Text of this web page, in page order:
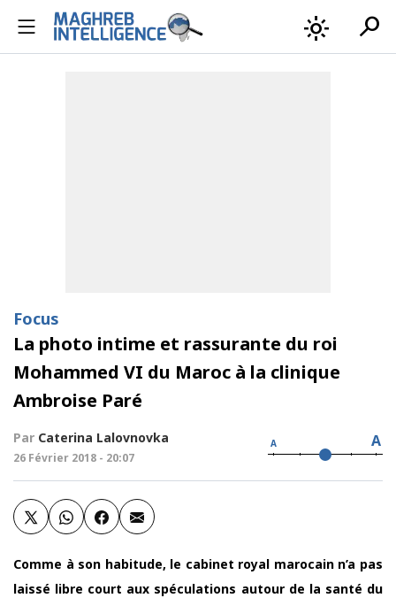
light_mode search
Focus
La photo intime et rassurante du roi
Mohammed VI du Maroc à la clinique
Ambroise Paré
Par Caterina Lalovnovka
26 Février 2018 - 20:07
A A
Comme à son habitude, le cabinet royal marocain n’a pas
laissé libre court aux spéculations autour de la santé du